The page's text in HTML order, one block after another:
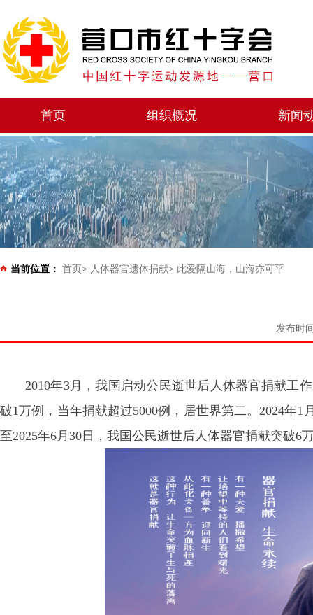
首页 组织概况 新闻
当前位置： 首页 > 人体器官遗体捐献> 此爱隔山海，山海亦可平
发布时
2010年3月，我国启动公民逝世后人体器官捐献工
破1万例，当年捐献超过5000例，居世界第二。2024年
至2025年6月30日，我国公民逝世后人体器官捐献突破